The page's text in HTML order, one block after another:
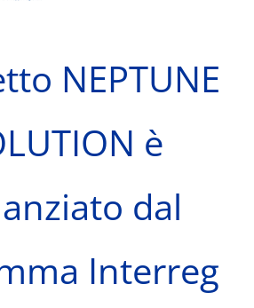
NEPTUNE
è
dal
Interreg